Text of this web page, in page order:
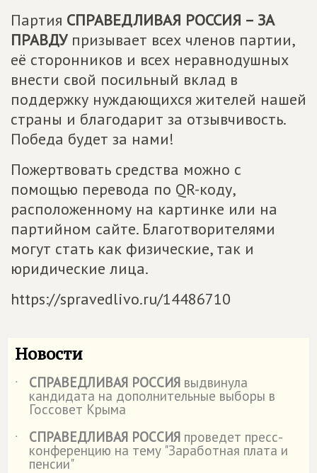
Партия СПРАВЕДЛИВАЯ РОССИЯ – ЗА
ПРАВДУпризывает всех членов партии,
её сторонников и всех неравнодушных
внести свой посильный вклад в
поддержку нуждающихся жителей нашей
страны и благодарит за отзывчивость.
Победа будет за нами!
Пожертвовать средства можно с
помощью перевода по QR-коду,
расположенному на картинке или на
партийном сайте. Благотворителями
могут стать как физические, так и
юридические лица.
https://spravedlivo.ru/14486710
Новости
˙ СПРАВЕДЛИВАЯ РОССИЯ выдвинула
кандидата на дополнительные выборы в
Госсовет Крыма
˙
СПРАВЕДЛИВАЯ РОССИЯ проведет пресс-
конференцию на тему "Заработная плата и
пенсии"